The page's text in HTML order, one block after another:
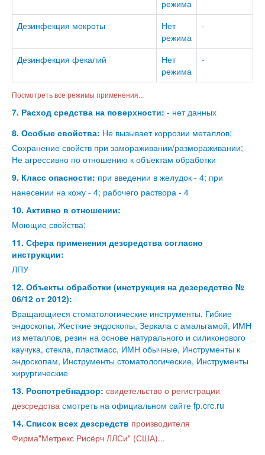
режима
Дезинфекция мокроты
Нет
режима
-
Дезинфекция фекалий
Нет
режима
-
Посмотреть все режимы применения...
7. Расход средства на поверхности: - нет данных
8. Особые свойства: Не вызывает коррозии металлов;
Сохранение свойств при замораживании/размораживании;
Не агрессивно по отношению к объектам обработки
9. Класс опасности: при введении в желудок - 4; при
нанесении на кожу - 4; рабочего раствора - 4
10. Активно в отношении:
Моющие свойства;
11. Сфера применения дезсредства согласно
инструкции:
ЛПУ
12. Объекты обработки (инструкция на дезсредство №
06/12 от 2012):
Вращающиеся стоматологические инструменты, Гибкие
эндоскопы, Жесткие эндоскопы, Зеркала с амальгамой, ИМН
из металлов, резин на основе натурального и силиконового
каучука, стекла, пластмасс, ИМН обычные, Инструменты к
эндоскопам, Инструменты стоматологические, Инструменты
хирургические
13. Роспотребнадзор: свидетельство о регистрации
дезсредства смотреть на официальном сайте fp.crc.ru
14. Список всех дезсредств производителя
Фирма"Метрекс Рисёрч ЛЛСи" (США)...